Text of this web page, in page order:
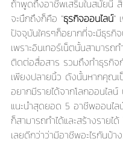
ถ้าพูดถึงอาชีพเสริมในสมัยนี้
จะนึกถึงก็คือ "ธุรกิจออนไลน์"
ปัจจุบันใครๆก็อยากที่จะมีธุรกิ
เพราะอินเทอร์เน็ตนั้นสามารถท
ติดต่อสื่อสาร รวมถึงทำธุรกิจ
เพียงปลายนิ้ว ดังนั้นหากคุณ
อยากมีรายได้จากโลกออนไลน์
แนะนำสุดยอด 5 อาชีพออนไ
ก็สามารถทำได้และสร้างรายไ
เลยดีกว่าว่ามีอาชีพอะไรกันบ้าง